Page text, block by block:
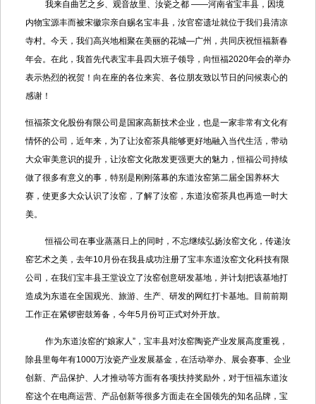
我来自曲艺之乡、观音故里、汝瓷之都 ——河南省宝丰县，因境
内物宝源丰而被宋徽宗亲自赐名宝丰县，汝官窑遗址就位于我们县清凉
寺村。今天，我们高兴地相聚在美丽的花城—广州，共同庆祝恒福新春
年会。在此，我首先代表宝丰县四大班子领导，向恒福2020年会的举办
表示热烈的祝贺！向在座的各位来宾、各位朋友致以节日的问候衷心的
感谢！
恒福茶文化股份有限公司是国家高新技术企业，也是一家非常有文化有
情怀的公司，近年来，为了让汝窑茶具能够更好地融入当代生活，带动
大众审美意识的提升，让汝窑文化散发更强更大的魅力，恒福公司持续
做了很多有意义的事，特别是刚刚落幕的东道汝窑第二届全国养杯大
赛，使更多大众认识了汝窑，了解了汝窑，东道汝窑茶具也再造一时大
美。
恒福公司在事业蒸蒸日上的同时，不忘继续弘扬汝窑文化，传递汝
窑艺术之美，去年10月份在我县成功注册了宝丰东道汝窑文化科技有限
公司，在我们宝丰县王堂设立了汝窑创意研发基地，并计划把该基地打
造成为东道在全国观光、旅游、生产、研发的网红打卡基地。目前前期
工作正在紧锣密鼓筹备，今年5月份可正式对外开放。
作为东道汝窑的“娘家人”，宝丰县对汝窑陶瓷产业发展高度重视，
除县里每年有1000万汝瓷产业发展基金，在活动举办、展会赛事、企业
创新、产品保护、人才推动等方面有各项扶持奖励外，对于恒福东道汝
窑这个在电商运营、产品创新等很多方面走在全国领先的知名品牌，宝